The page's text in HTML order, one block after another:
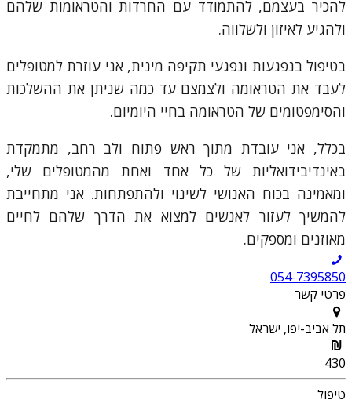
להכיר בעצמם, להתמודד עם החרדות והטראומות שלהם
ולהגיע לאיזון ולשלווה.
בטיפול בנפגעות ונפגעי תקיפה מינית, אני עוזרת למטופלים
לעבד את הטראומה ולצמצם עד כמה שניתן את ההשלכות
והסימפטומים של הטראומה בחיי היומיום.
בכלל, אני עובדת מתוך ראש פתוח ולב רחב, מתמקדת
באינדיבידואליות של כל אחד ואחת מהמטופלים שלי,
ומאמינה בכוח האנושי לשינוי ולהתפתחות. אני מתחייבת
להמשיך לעזור לאנשים למצוא את הדרך שלהם לחיים
מאוזנים ומספקים.
054-7395850
פרטי קשר
תל אביב-יפו, ישראל
430
טיפול